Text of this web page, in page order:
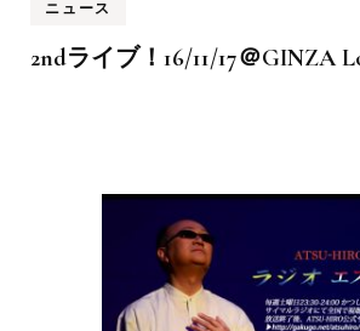
ニュース
2ndライブ！16/11/17＠GINZA